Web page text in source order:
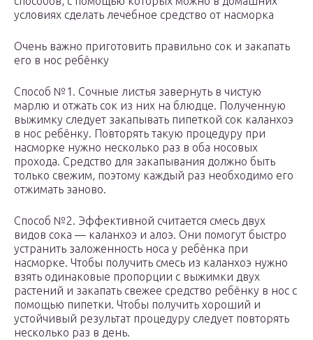
условиях сделать лечебное средство от насморка
Очень важно приготовить правильно сок и закапать
его в нос ребёнку
Способ №1. Сочные листья завернуть в чистую
марлю и отжать сок из них на блюдце. Полученную
выжимку следует закапывать пипеткой сок каланхоэ
в нос ребёнку. Повторять такую процедуру при
насморке нужно несколько раз в оба носовых
прохода. Средство для закапывания должно быть
только свежим, поэтому каждый раз необходимо его
отжимать заново.
Способ №2. Эффективной считается смесь двух
видов сока — каланхоэ и алоэ. Они помогут быстро
устранить заложенность носа у ребёнка при
насморке. Чтобы получить смесь из каланхоэ нужно
взять одинаковые пропорции с выжимки двух
растений и закапать свежее средство ребёнку в нос с
помощью пипетки. Чтобы получить хороший и
устойчивый результат процедуру следует повторять
несколько раз в день.